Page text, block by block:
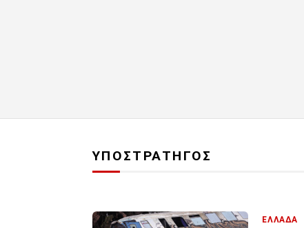
ΥΠΟΣΤΡΑΤΗΓΟΣ
ΕΛΛΑΔΑ